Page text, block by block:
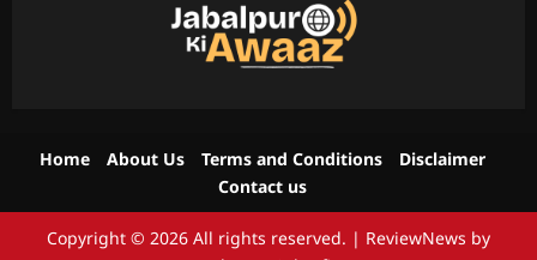
Home About Us Terms and Conditions
Disclaimer
Contact us
Copyright © 2026 All rights reserved. | ReviewNews by